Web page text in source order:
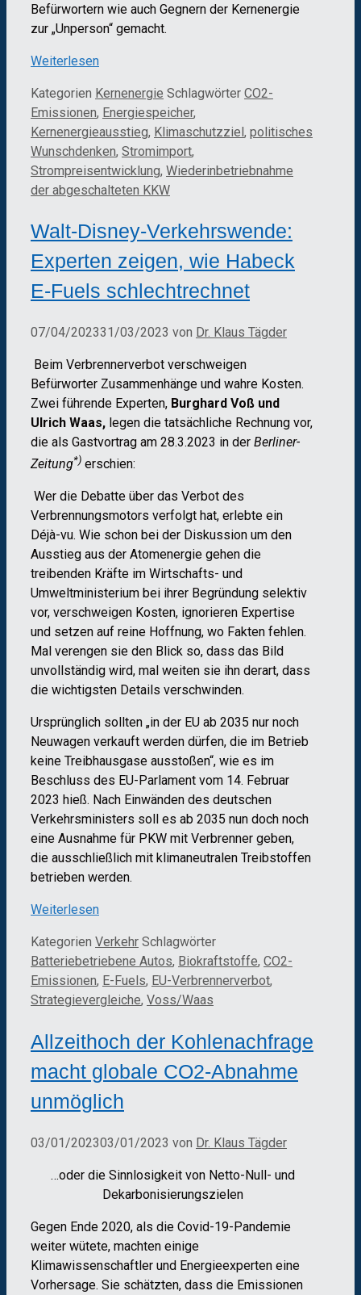
Befürwortern wie auch Gegnern der Kernenergie
zur „Unperson“ gemacht.
Weiterlesen
Kategorien Kernenergie Schlagwörter CO2-
Emissionen, Energiespeicher,
Kernenergieausstieg, Klimaschutzziel, politisches
Wunschdenken, Stromimport,
Strompreisentwicklung, Wiederinbetriebnahme
der abgeschalteten KKW
Walt-Disney-Verkehrswende:
Experten zeigen, wie Habeck
E-Fuels schlechtrechnet
07/04/202331/03/2023 von Dr. Klaus Tägder
Beim Verbrennerverbot verschweigen
Befürworter Zusammenhänge und wahre Kosten.
Zwei führende Experten, Burghard Voß und
Ulrich Waas, legen die tatsächliche Rechnung vor,
die als Gastvortrag am 28.3.2023 in der Berliner-
Zeitung*) erschien:
Wer die Debatte über das Verbot des
Verbrennungsmotors verfolgt hat, erlebte ein
Déjà-vu. Wie schon bei der Diskussion um den
Ausstieg aus der Atomenergie gehen die
treibenden Kräfte im Wirtschafts- und
Umweltministerium bei ihrer Begründung selektiv
vor, verschweigen Kosten, ignorieren Expertise
und setzen auf reine Hoffnung, wo Fakten fehlen.
Mal verengen sie den Blick so, dass das Bild
unvollständig wird, mal weiten sie ihn derart, dass
die wichtigsten Details verschwinden.
Ursprünglich sollten „in der EU ab 2035 nur noch
Neuwagen verkauft werden dürfen, die im Betrieb
keine Treibhausgase ausstoßen“, wie es im
Beschluss des EU-Parlament vom 14. Februar
2023 hieß. Nach Einwänden des deutschen
Verkehrsministers soll es ab 2035 nun doch noch
eine Ausnahme für PKW mit Verbrenner geben,
die ausschließlich mit klimaneutralen Treibstoffen
betrieben werden.
Weiterlesen
Kategorien Verkehr Schlagwörter
Batteriebetriebene Autos, Biokraftstoffe, CO2-
Emissionen, E-Fuels, EU-Verbrennerverbot,
Strategievergleiche, Voss/Waas
Allzeithoch der Kohlenachfrage
macht globale CO2-Abnahme
unmöglich
03/01/202303/01/2023 von Dr. Klaus Tägder
…oder die Sinnlosigkeit von Netto-Null- und
Dekarbonisierungszielen
Gegen Ende 2020, als die Covid-19-Pandemie
weiter wütete, machten einige
Klimawissenschaftler und Energieexperten eine
Vorhersage. Sie schätzten, dass die Emissionen